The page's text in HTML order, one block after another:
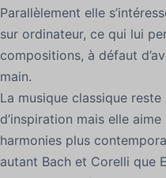
Parallèlement elle
sur ordinateur, ce qui lui
compositions, à défaut
main.
La musique classique
d’inspiration mais elle
harmonies plus
autant Bach et Corelli que